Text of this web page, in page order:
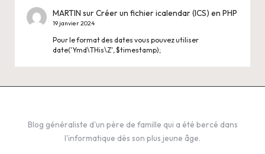
MARTIN surCréer un fichier icalendar (ICS) en PHP
19 janvier 2024
Pour le format des dates vous pouvez utiliser
date('Ymd\THis\Z', $timestamp);
Blog généraliste d'un père de famille qui a été bercé dans
l'informatique dès son plus jeune âge.